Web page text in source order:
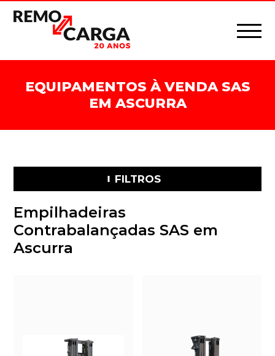
EQUIPAMENTOS À VENDA SAS
EM ASCURRA
FILTROS
Empilhadeiras
Contrabalançadas SAS em
Ascurra